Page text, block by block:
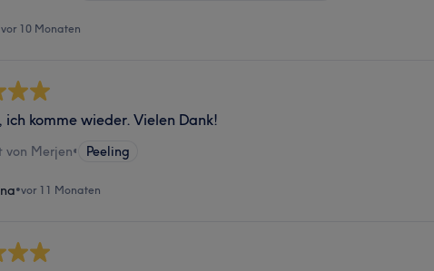
vor 10 Monaten
ich komme wieder. Vielen Dank!
von Merjen• Peeling
•vor 11 Monaten